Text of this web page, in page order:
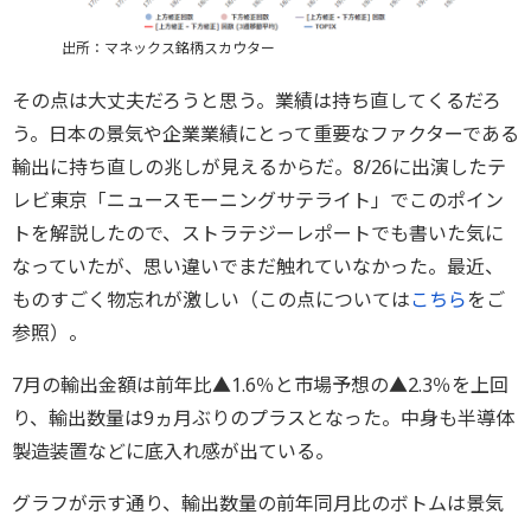
出所：マネックス銘柄スカウター
その点は大丈夫だろうと思う。業績は持ち直してくるだろ
う。日本の景気や企業業績にとって重要なファクターである
輸出に持ち直しの兆しが見えるからだ。8/26に出演したテ
レビ東京「ニュースモーニングサテライト」でこのポイン
トを解説したので、ストラテジーレポートでも書いた気に
なっていたが、思い違いでまだ触れていなかった。最近、
ものすごく物忘れが激しい（この点についてはこちらをご
参照）。
7月の輸出金額は前年比▲1.6％と市場予想の▲2.3％を上回
り、輸出数量は9ヵ月ぶりのプラスとなった。中身も半導体
製造装置などに底入れ感が出ている。
グラフが示す通り、輸出数量の前年同月比のボトムは景気